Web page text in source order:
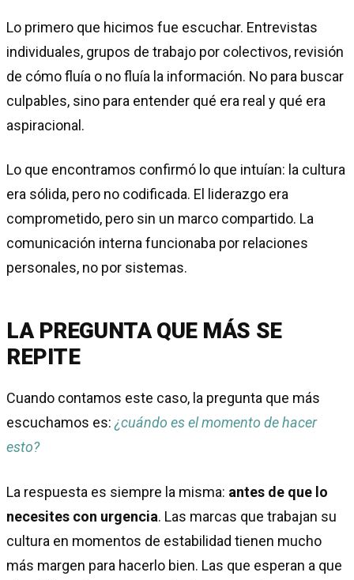
Lo primero que hicimos fue escuchar. Entrevistas
individuales, grupos de trabajo por colectivos, revisión
de cómo fluía o no fluía la información. No para buscar
culpables, sino para entender qué era real y qué era
aspiracional.
Lo que encontramos confirmó lo que intuían: la cultura
era sólida, pero no codificada. El liderazgo era
comprometido, pero sin un marco compartido. La
comunicación interna funcionaba por relaciones
personales, no por sistemas.
LA PREGUNTA QUE MÁS SE
REPITE
Cuando contamos este caso, la pregunta que más
escuchamos es: ¿cuándo es el momento de hacer
esto?
La respuesta es siempre la misma: antes de que lo
necesites con urgencia. Las marcas que trabajan su
cultura en momentos de estabilidad tienen mucho
más margen para hacerlo bien. Las que esperan a que